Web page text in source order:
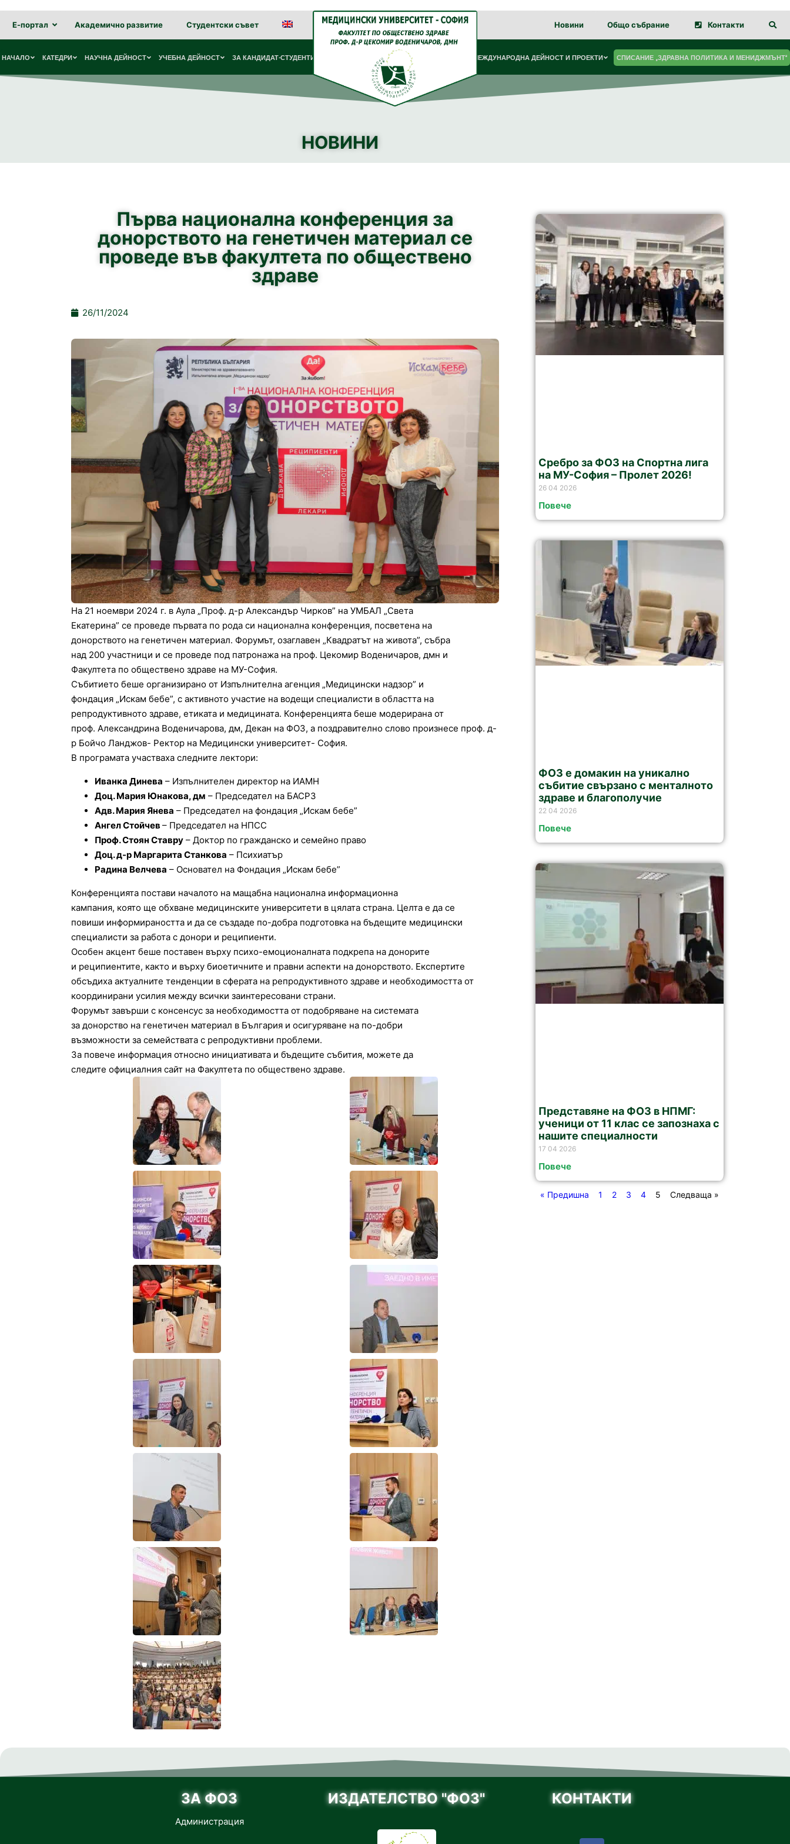
Е-портал Академично развитие Студентски съвет Контакти
Общо събрание
Новини
НАЧАЛО КАТЕДРИ НАУЧНА ДЕЙНОСТ УЧЕБНА ДЕЙНОСТ СПИСАНИЕ „ЗДРАВНА ПОЛИТИКА И МЕНИДЖМЪНТ“
МЕЖДУНАРОДНА ДЕЙНОСТ И ПРОЕКТИ
ЗА КАНДИДАТ-СТУДЕНТИ
НОВИНИ
Първа национална конференция за
донорството на генетичен материал се
проведе във факултета по обществено
здраве
26/11/2024
На 21 ноември 2024 г. в Аула „Проф. д-р Александър Чирков” на УМБАЛ „Света
Екатерина” се проведе първата по рода си национална конференция, посветена на
донорството на генетичен материал. Форумът, озаглавен „Квадратът на живота”, събра
над 200 участници и се проведе под патронажа на проф. Цекомир Воденичаров, дмн и
Факултета по обществено здраве на МУ-София.
Събитието беше организирано от Изпълнителна агенция „Медицински надзор” и
фондация „Искам бебе”, с активното участие на водещи специалисти в областта на
репродуктивното здраве, етиката и медицината. Конференцията беше модерирана от
проф. Александрина Воденичарова, дм, Декан на ФОЗ, а поздравително слово произнесе проф. д-
р Бойчо Ланджов- Ректор на Медицински университет- София.
В програмата участваха следните лектори:
Иванка Динева – Изпълнителен директор на ИАМН
Доц. Мария Юнакова, дм – Председател на БАСРЗ
Адв. Мария Янева – Председател на фондация „Искам бебе”
Ангел Стойчев – Председател на НПСС
Проф. Стоян Ставру– Доктор по гражданско и семейно право
Доц. д-р Маргарита Станкова – Психиатър
Радина Велчева – Основател на Фондация „Искам бебе”
Конференцията постави началото на мащабна национална информационна
кампания, която ще обхване медицинските университети в цялата страна. Целта е да се
повиши информираността и да се създаде по-добра подготовка на бъдещите медицински
специалисти за работа с донори и реципиенти.
Особен акцент беше поставен върху психо-емоционалната подкрепа на донорите
и реципиентите, както и върху биоетичните и правни аспекти на донорството. Експертите
обсъдиха актуалните тенденции в сферата на репродуктивното здраве и необходимостта от
координирани усилия между всички заинтересовани страни.
Форумът завърши с консенсус за необходимостта от подобряване на системата
за донорство на генетичен материал в България и осигуряване на по-добри
възможности за семействата с репродуктивни проблеми.
За повече информация относно инициативата и бъдещите събития, можете да
следите официалния сайт на Факултета по обществено здраве.
Сребро за ФОЗ на Спортна лига
на МУ-София – Пролет 2026!
26 04 2026
Повече
ФОЗ е домакин на уникално
събитие свързано с менталното
здраве и благополучие
22 04 2026
Повече
Представяне на ФОЗ в НПМГ:
ученици от 11 клас се запознаха с
нашите специалности
17 04 2026
Повече
« Предишна 1 2 3 4 5 Следваща »
ЗА ФОЗ
Администрация
ИЗДАТЕЛСТВО "ФОЗ" КОНТАКТИ